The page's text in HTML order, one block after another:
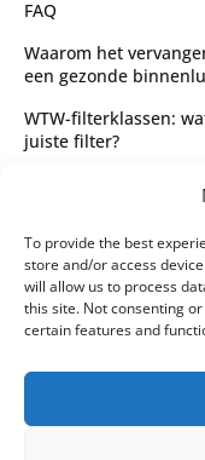
To provide the best
store and/or access
will allow us to process
this site. Not consenting
certain features and
FAQ
Waarom het
een gezonde
WTW-filterklassen:
juiste filter?
Complete gids voor
Wettelijk
Algemene
Privacybeleid
Leveringspartners
Betaalmethoden